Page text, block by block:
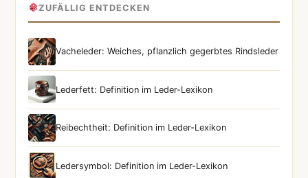
ZUFÄLLIG ENTDECKEN
Vacheleder: Weiches, pflanzlich gegerbtes Rindsleder
Lederfett: Definition im Leder-Lexikon
Reibechtheit: Definition im Leder-Lexikon
Ledersymbol: Definition im Leder-Lexikon